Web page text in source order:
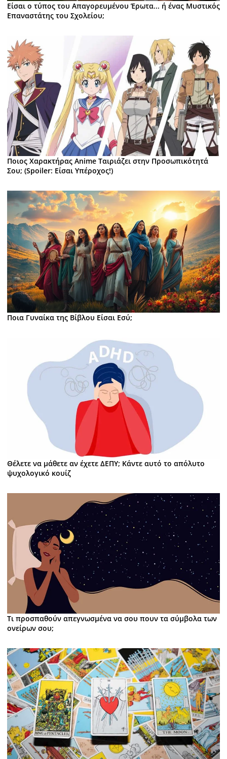
Είσαι ο τύπος του Απαγορευμένου Έρωτα... ή ένας Μυστικός
Επαναστάτης του Σχολείου;
Ποιος Χαρακτήρας Anime Ταιριάζει στην Προσωπικότητά
Σου; (Spoiler: Είσαι Υπέροχος!)
Ποια Γυναίκα της Βίβλου Είσαι Εσύ;
Θέλετε να μάθετε αν έχετε ΔΕΠΥ; Κάντε αυτό το απόλυτο
ψυχολογικό κουίζ
Τι προσπαθούν απεγνωσμένα να σου πουν τα σύμβολα των
ονείρων σου;